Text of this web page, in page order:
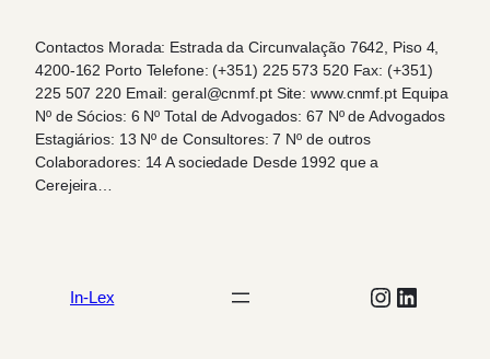
Contactos Morada: Estrada da Circunvalação 7642, Piso 4,
4200-162 Porto Telefone: (+351) 225 573 520 Fax: (+351)
225 507 220 Email: geral@cnmf.pt Site: www.cnmf.pt Equipa
Nº de Sócios: 6 Nº Total de Advogados: 67 Nº de Advogados
Estagiários: 13 Nº de Consultores: 7 Nº de outros
Colaboradores: 14 A sociedade Desde 1992 que a
Cerejeira…
In-Lex Instagram
LinkedIn